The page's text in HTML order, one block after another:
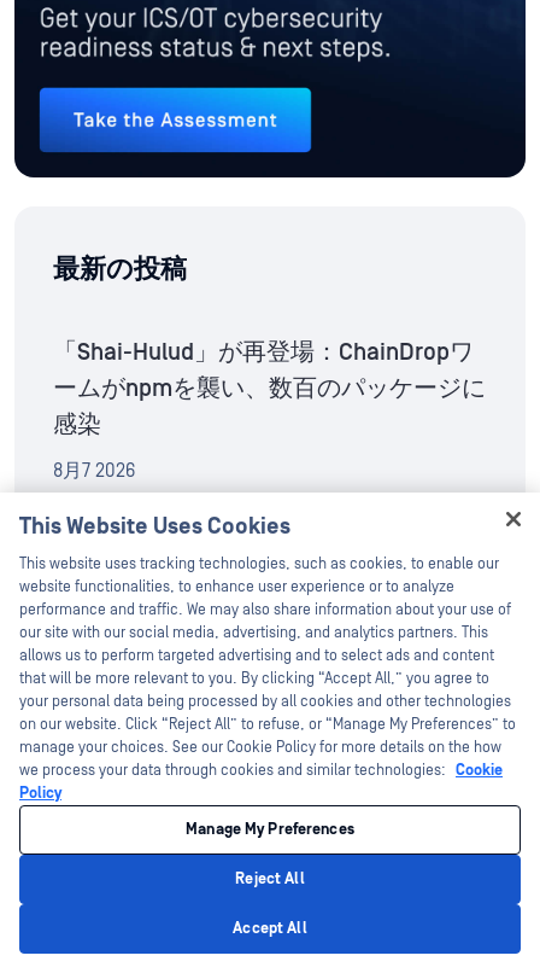
最新の投稿
「Shai-Hulud」が再登場：ChainDropワ
ームがnpmを襲い、数百のパッケージに
感染
8月7 2026
IntelligentFILEのリスク
8月5 2026
MetaDefender™Drive .4.7 リリース：ポ
リシーに基づくデバイススキャンに対応
した設定可能なスマートスキャン機能
8月4 2026
MetaDefender™Core .21.0 のリリース
This Website Uses Cookies
This website uses tracking technologies, such as cookies, to enable our
website functionalities, to enhance user experience or to analyze
performance and traffic. We may also share information about your use of
our site with our social media, advertising, and analytics partners. This
allows us to perform targeted advertising and to select ads and content
that will be more relevant to you. By clicking “Accept All,” you agree to
your personal data being processed by all cookies and other technologies
on our website. Click “Reject All” to refuse, or “Manage My Preferences” to
manage your choices. See our Cookie Policy for more details on the how
we process your data through cookies and similar technologies: Cookie
Policy
Manage My Preferences
Reject All
Accept All
Hey there!
I'm Ozzy, your OPSWAT virtual assistant.
How can I help you secure what's critical
today?